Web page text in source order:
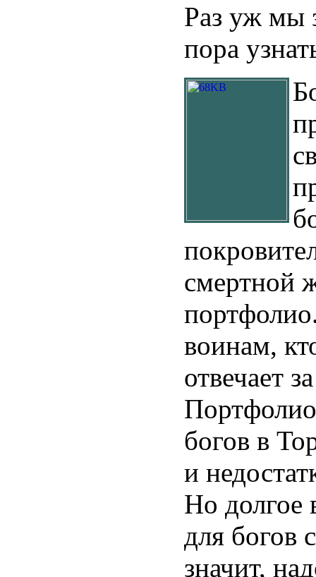
Раз уж мы
пора
смертной
воинам,
отвечает
богов в
и
Но долгое
для богов
значит,